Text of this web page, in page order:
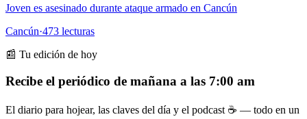
Joven es asesinado durante ataque armado en Cancún
Cancún·473 lecturas
📰 Tu edición de hoy
Recibe el periódico de mañana a las 7:00 am
El diario para hojear, las claves del día y el podcast ☕ — todo en un